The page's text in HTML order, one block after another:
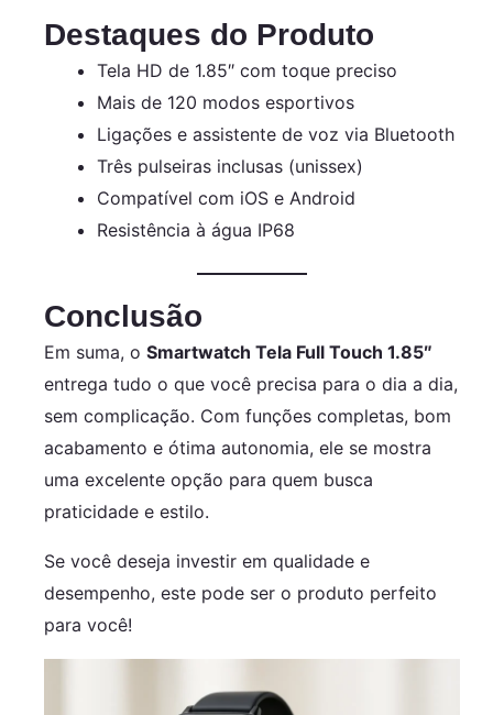
Destaques do Produto
Tela HD de 1.85″ com toque preciso
Mais de 120 modos esportivos
Ligações e assistente de voz via Bluetooth
Três pulseiras inclusas (unissex)
Compatível com iOS e Android
Resistência à água IP68
Conclusão
Em suma, o Smartwatch Tela Full Touch 1.85″
entrega tudo o que você precisa para o dia a dia,
sem complicação. Com funções completas, bom
acabamento e ótima autonomia, ele se mostra
uma excelente opção para quem busca
praticidade e estilo.
Se você deseja investir em qualidade e
desempenho, este pode ser o produto perfeito
para você!